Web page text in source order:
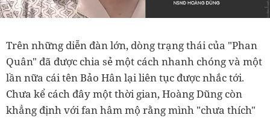
Trên những diễn đàn lớn, dòng trạng thái của "Phan
Quân" đã được chia sẻ một cách nhanh chóng và một
lần nữa cái tên Bảo Hân lại liên tục được nhắc tới.
Chưa kể cách đây một thời gian, Hoàng Dũng còn
khẳng định với fan hâm mộ rằng mình "chưa thích"